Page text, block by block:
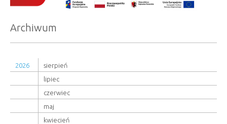
Archiwum
2026
sierpień
lipiec
czerwiec
maj
kwiecień